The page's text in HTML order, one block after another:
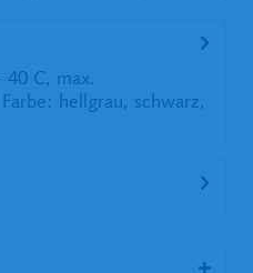
C, max.
hellgrau, schwarz,